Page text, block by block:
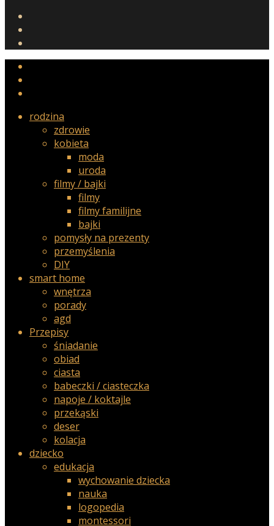
rodzina
zdrowie
kobieta
moda
uroda
filmy / bajki
filmy
filmy familijne
bajki
pomysły na prezenty
przemyślenia
DIY
smart home
wnętrza
porady
agd
Przepisy
śniadanie
obiad
ciasta
babeczki / ciasteczka
napoje / koktajle
przekąski
deser
kolacja
dziecko
edukacja
wychowanie dziecka
nauka
logopedia
montessori